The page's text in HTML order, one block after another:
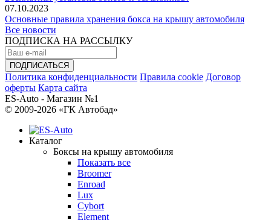
07.10.2023
Основные правила хранения бокса на крышу автомобиля
Все новости
ПОДПИСКА НА РАССЫЛКУ
Политика конфиденциальности Правила cookie Договор
оферты Карта сайта
ES-Auto - Магазин №1
© 2009-2026 «ГК Автобад»
Каталог
Боксы на крышу автомобиля
Показать все
Broomer
Enroad
Lux
Cybort
Element